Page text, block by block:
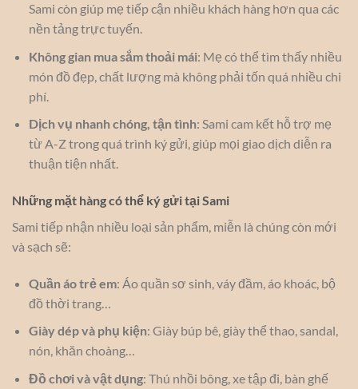
Sami còn giúp mẹ tiếp cận nhiều khách hàng hơn qua các
nền tảng trực tuyến.
Không gian mua sắm thoải mái: Mẹ có thể tìm thấy nhiều
món đồ đẹp, chất lượng mà không phải tốn quá nhiều chi
phí.
Dịch vụ nhanh chóng, tận tình: Sami cam kết hỗ trợ mẹ
từ A-Z trong quá trình ký gửi, giúp mọi giao dịch diễn ra
thuận tiện nhất.
Những mặt hàng có thể ký gửi tại Sami
Sami tiếp nhận nhiều loại sản phẩm, miễn là chúng còn mới
và sạch sẽ:
Quần áo trẻ em: Áo quần sơ sinh, váy đầm, áo khoác, bộ
đồ thời trang…
Giày dép và phụ kiện: Giày búp bê, giày thể thao, sandal,
nón, khăn choàng…
Đồ chơi và vật dụng: Thú nhồi bông, xe tập đi, bàn ghế